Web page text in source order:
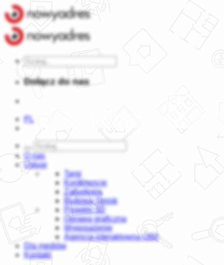
Dołącz do nas
PL
O nas
Usługi
Targi
Konferencje
Zabudowa
Budowa Stoisk
Projekty 3D
Oprawa graficzna
Wyposażenie
Agencja interaktywna r360
Dla mediów
Kontakt